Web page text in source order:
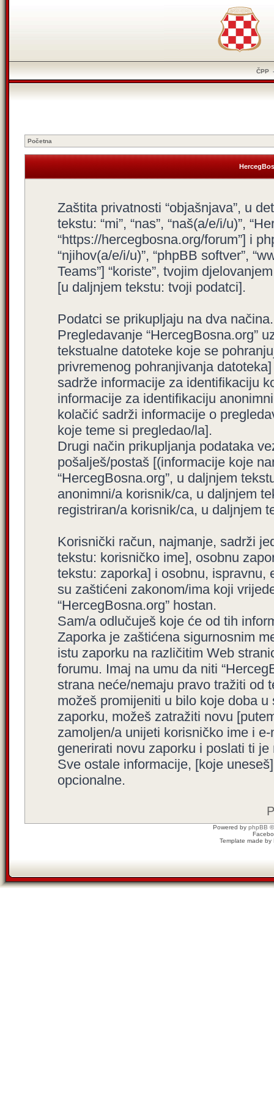
ČPP
Početna
Zaštita privatnosti “objašnjava”, u
tekstu: “mi”, “nas”, “naš(a/e/i/u)”,
“https://hercegbosna.org/forum”] i
“njihov(a/e/i/u)”, “phpBB softver”,
Teams”] “koriste”, tvojim
[u daljnjem tekstu: tvoji podatci].
Podatci se prikupljaju na dva načina.
Pregledavanje “HercegBosna.org”
tekstualne datoteke koje se
privremenog pohranjivanja
sadrže informacije za identifikaciju
informacije za identifikaciju
kolačić sadrži informacije o
koje teme si pregledao/la].
Drugi način prikupljanja podataka
pošalješ/postaš [(informacije koje
“HercegBosna.org”, u daljnjem
anonimni/a korisnik/ca, u daljnjem
registriran/a korisnik/ca, u daljnjem
Korisnički račun, najmanje, sadrži
tekstu: korisničko ime], osobnu
tekstu: zaporka] i osobnu, ispravnu,
su zaštićeni zakonom/ima koji
“HercegBosna.org” hostan.
Sam/a odlučuješ koje će od tih
Zaporka je zaštićena sigurnosnim
istu zaporku na različitim Web
forumu. Imaj na umu da niti
strana neće/nemaju pravo tražiti od
možeš promijeniti u bilo koje doba
zaporku, možeš zatražiti novu
zamoljen/a unijeti korisničko ime i
generirati novu zaporku i poslati ti je
Sve ostale informacije, [koje
opcionalne.
Powered by phpBB
Template made by